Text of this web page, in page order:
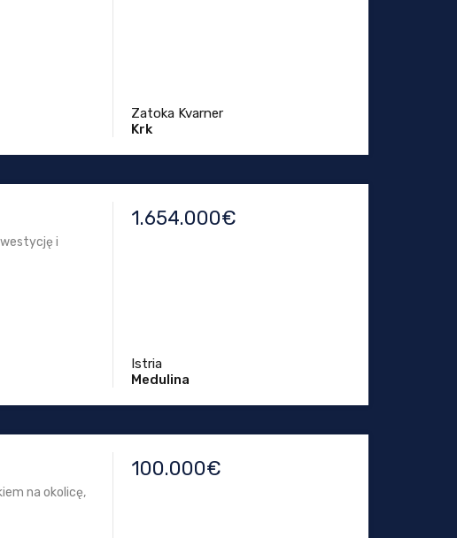
Zatoka Kvarner
Krk
i
1.654.000€
Istria
Medulina
na okolicę,
100.000€